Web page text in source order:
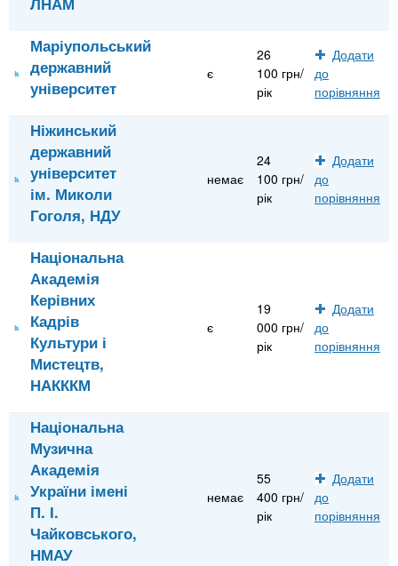
Маріупольський
державний
університет
є
26
100 грн/
рік
Додати
до
порівняння
Ніжинський
державний
університет
ім. Миколи
Гоголя, НДУ
немає
24
100 грн/
рік
Додати
до
порівняння
Національна
Академія
Керівних
Кадрів
Культури і
Мистецтв,
НАКККМ
є
19
000 грн/
рік
Додати
до
порівняння
Національна
Музична
Академія
України імені
П. І.
Чайковського,
НМАУ
немає
55
400 грн/
рік
Додати
до
порівняння